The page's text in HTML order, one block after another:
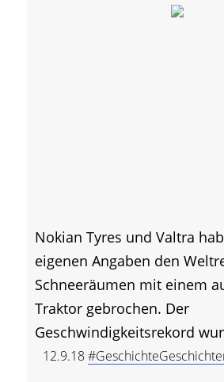
Nokian Tyres und Valtra
eigenen Angaben den
Schneeräumen mit einem
Traktor gebrochen. Der
Geschwindigkeitsrekord
12.9.18